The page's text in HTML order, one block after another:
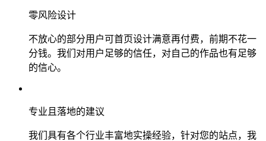
零风险设计
不放心的部分用户可首页设计满意再付费，前期不花一
分钱。我们对用户足够的信任，对自己的作品也有足够
的信心。
专业且落地的建议
我们具有各个行业丰富地实操经验，针对您的站点，我